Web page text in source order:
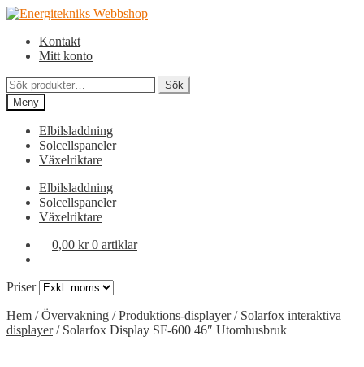
Hoppa
navigering
Hoppa
innehållKontakt
Mitt konto
Sök
efter:
Sök
Meny
Elbilsladdning
Solcellspaneler
Växelriktare
Elbilsladdning
Solcellspaneler
Växelriktare
0,00 kr 0 artiklar
Priser
Hem /Övervakning / Produktions-displayer/ Solarfox interaktiva
displayer/ Solarfox Display SF-600 46″ Utomhusbruk